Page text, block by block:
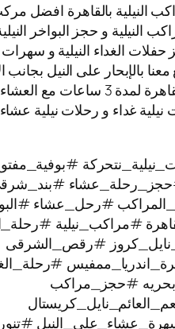
النيلية بالقاهرة افضل
النيلية و حجز البواخر
حفلات الغداء النيلية و
بالإبحار على النيل
المراكب النيلية العائمة
#رحل_عشاء
#مراكب_نيلية
#رقص_الشرقى
#حجز_مراكب